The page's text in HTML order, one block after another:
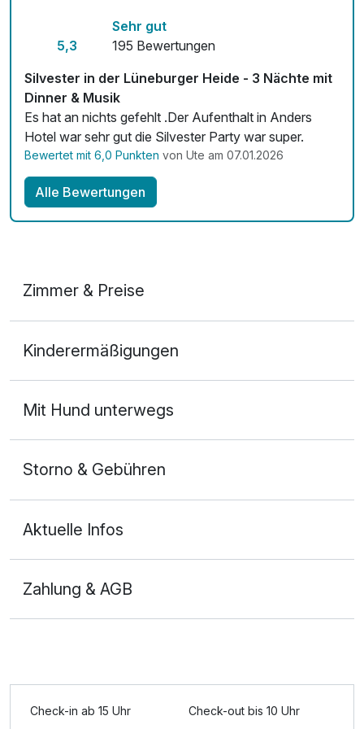
Eintritt in den Serengeti-Park (Kinder 3-6)
Eintritt in den Serengeti-Park (Kinder 7-12)39,50 €
pro Stück (1 Tag/e)
Eintritt in den Weltvogelpark (Erwachsene)
pro Person (1 Tag/e)
Ganzkörper Wellness Massage 79,00 €
pro Tag (1 Nacht)
Käse & Früchte
pro Stück
pro Stück
Lunchpaket
pro Stück
pro Stück (30 Minuten)
Zimmerservice verfügbar
Mit Hotelbar
5,3
Sehr gut
195 Bewertungen
Silvester in der Lüneburger Heide - 3 Nächte mit
Dinner & Musik
Es hat an nichts gefehlt .Der Aufenthalt in Anders
Hotel war sehr gut die Silvester Party war super.
Bewertet mit 6,0 Punkten von Ute am 07.01.2026
Alle Bewertungen
Zimmer & Preise
2 Erwachsene
Zusatznächte
Kinderermäßigungen
Mit Hund unterwegs
Storno & Gebühren
Aktuelle Infos
Zahlung & AGB
Check-in ab 15 Uhr Check-out bis 10 Uhr